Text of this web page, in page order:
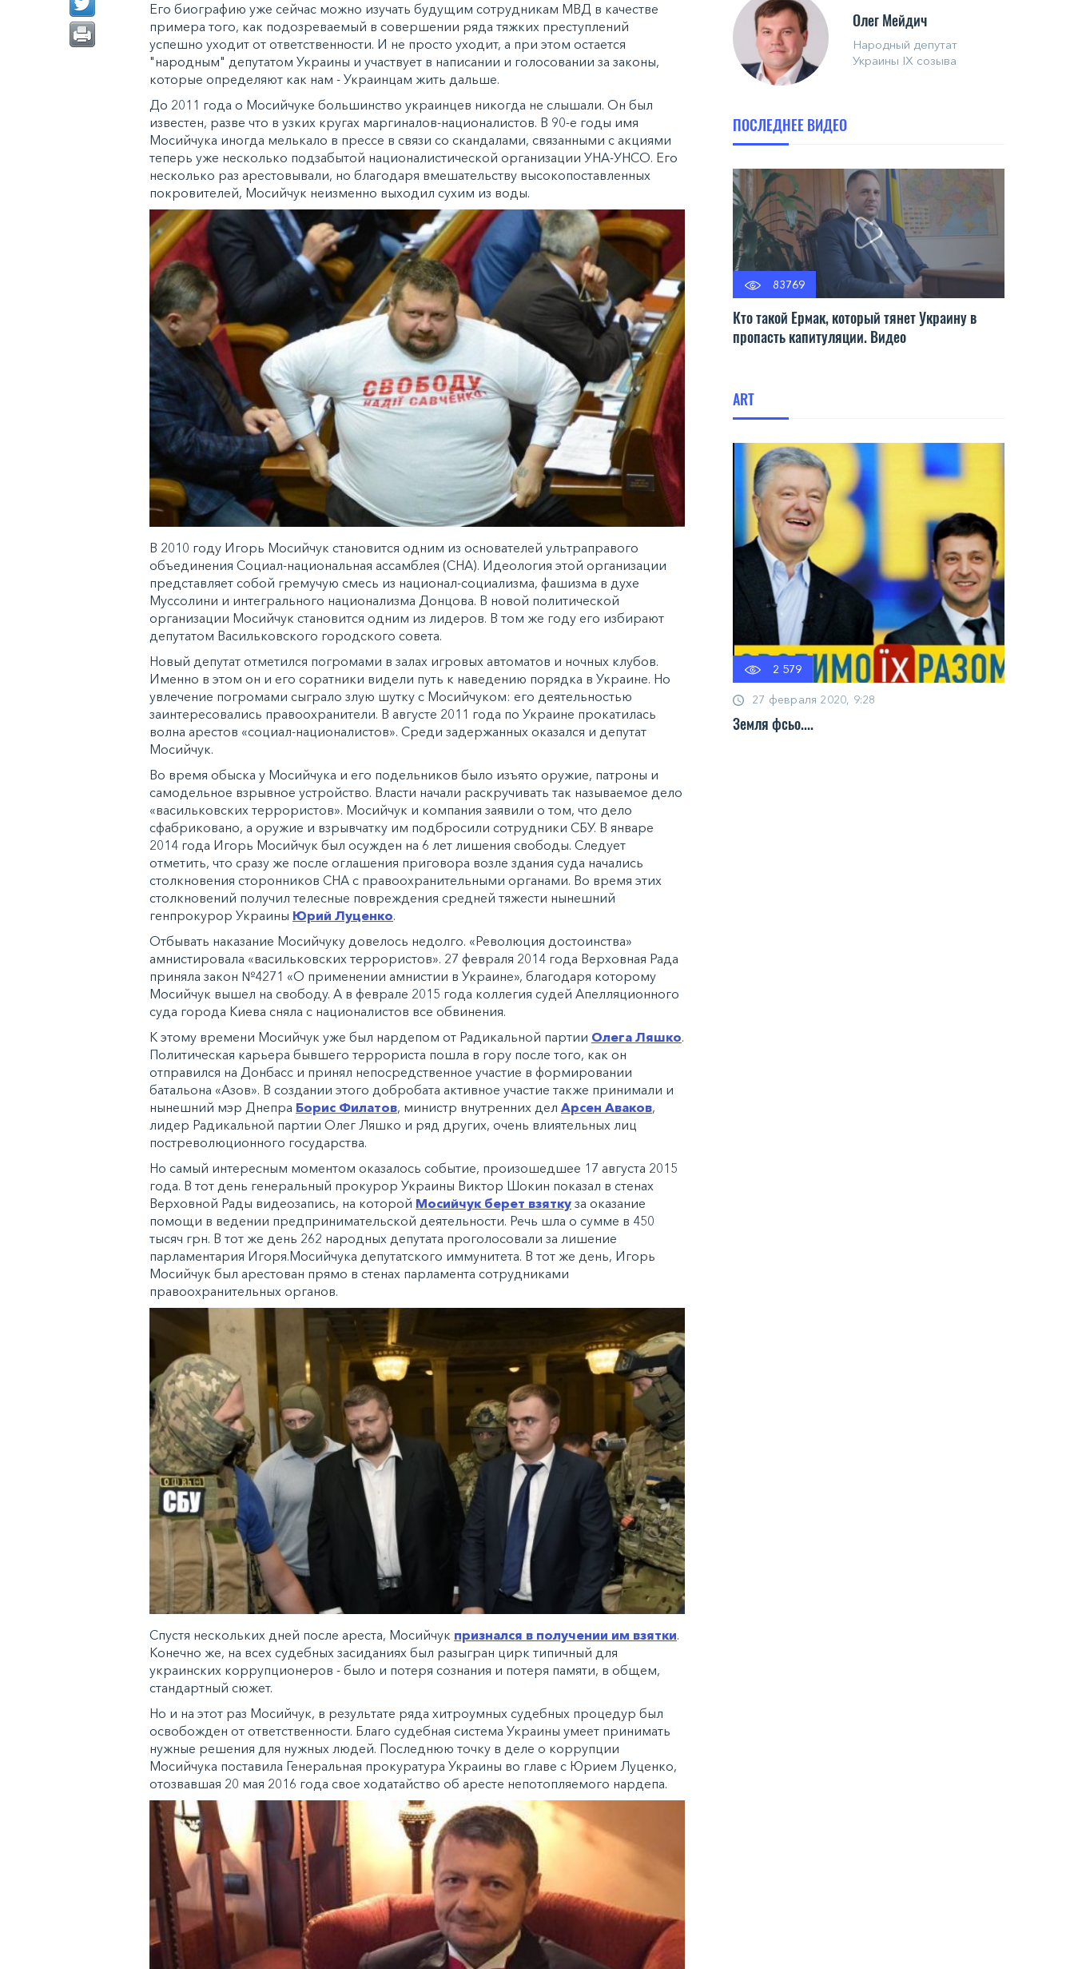
Его биографию уже сейчас можно изучать будущим сотрудникам МВД в качестве
примера того, как подозреваемый в совершении ряда тяжких преступлений
успешно уходит от ответственности. И не просто уходит, а при этом остается
"народным" депутатом Украины и участвует в написании и голосовании за законы,
которые определяют как нам - Украинцам жить дальше.
До 2011 года о Мосийчуке большинство украинцев никогда не слышали. Он был
известен, разве что в узких кругах маргиналов-националистов. В 90-е годы имя
Мосийчука иногда мелькало в прессе в связи со скандалами, связанными с акциями
теперь уже несколько подзабытой националистической организации УНА-УНСО. Его
несколько раз арестовывали, но благодаря вмешательству высокопоставленных
покровителей, Мосийчук неизменно выходил сухим из воды.
В 2010 году Игорь Мосийчук становится одним из основателей ультраправого
объединения Социал-национальная ассамблея (СНА). Идеология этой организации
представляет собой гремучую смесь из национал-социализма, фашизма в духе
Муссолини и интегрального национализма Донцова. В новой политической
организации Мосийчук становится одним из лидеров. В том же году его избирают
депутатом Васильковского городского совета.
Новый депутат отметился погромами в залах игровых автоматов и ночных клубов.
Именно в этом он и его соратники видели путь к наведению порядка в Украине. Но
увлечение погромами сыграло злую шутку с Мосийчуком: его деятельностью
заинтересовались правоохранители. В августе 2011 года по Украине прокатилась
волна арестов «социал-националистов». Среди задержанных оказался и депутат
Мосийчук.
Во время обыска у Мосийчука и его подельников было изъято оружие, патроны и
самодельное взрывное устройство. Власти начали раскручивать так называемое дело
«васильковских террористов». Мосийчук и компания заявили о том, что дело
сфабриковано, а оружие и взрывчатку им подбросили сотрудники СБУ. В январе
2014 года Игорь Мосийчук был осужден на 6 лет лишения свободы. Следует
отметить, что сразу же после оглашения приговора возле здания суда начались
столкновения сторонников СНА с правоохранительными органами. Во время этих
столкновений получил телесные повреждения средней тяжести нынешний
генпрокурор Украины Юрий Луценко.
Отбывать наказание Мосийчуку довелось недолго. «Революция достоинства»
амнистировала «васильковских террористов». 27 февраля 2014 года Верховная Рада
приняла закон №4271 «О применении амнистии в Украине», благодаря которому
Мосийчук вышел на свободу. А в феврале 2015 года коллегия судей Апелляционного
суда города Киева сняла с националистов все обвинения.
К этому времени Мосийчук уже был нардепом от Радикальной партии Олега Ляшко.
Политическая карьера бывшего террориста пошла в гору после того, как он
отправился на Донбасс и принял непосредственное участие в формировании
батальона «Азов». В создании этого добробата активное участие также принимали и
нынешний мэр Днепра Борис Филатов, министр внутренних дел Арсен Аваков,
лидер Радикальной партии Олег Ляшко и ряд других, очень влиятельных лиц
постреволюционного государства.
Но самый интересным моментом оказалось событие, произошедшее 17 августа 2015
года. В тот день генеральный прокурор Украины Виктор Шокин показал в стенах
Верховной Рады видеозапись, на которой Мосийчук берет взятку за оказание
помощи в ведении предпринимательской деятельности. Речь шла о сумме в 450
тысяч грн. В тот же день 262 народных депутата проголосовали за лишение
парламентария Игоря.Мосийчука депутатского иммунитета. В тот же день, Игорь
Мосийчук был арестован прямо в стенах парламента сотрудниками
правоохранительных органов.
Спустя нескольких дней после ареста, Мосийчук признался в получении им взятки.
Конечно же, на всех судебных засиданиях был разыгран цирк типичный для
украинских коррупционеров - было и потеря сознания и потеря памяти, в общем,
стандартный сюжет.
Но и на этот раз Мосийчук, в результате ряда хитроумных судебных процедур был
освобожден от ответственности. Благо судебная система Украины умеет принимать
нужные решения для нужных людей. Последнюю точку в деле о коррупции
Мосийчука поставила Генеральная прокуратура Украины во главе с Юрием Луценко,
отозвавшая 20 мая 2016 года свое ходатайство об аресте непотопляемого нардепа.
Олег Мейдич
Народный депутат
Украины IX созыва
ПОСЛЕДНЕЕ ВИДЕО
83769
Кто такой Ермак, который тянет Украину в
пропасть капитуляции. Видео
ART
2 579
27 февраля 2020, 9:28
Земля фсьо....